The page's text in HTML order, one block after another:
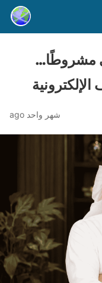
مشروطًا…
شهر واحد ago